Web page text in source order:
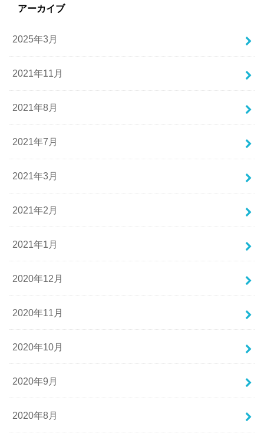
アーカイブ
2025年3月
2021年11月
2021年8月
2021年7月
2021年3月
2021年2月
2021年1月
2020年12月
2020年11月
2020年10月
2020年9月
2020年8月